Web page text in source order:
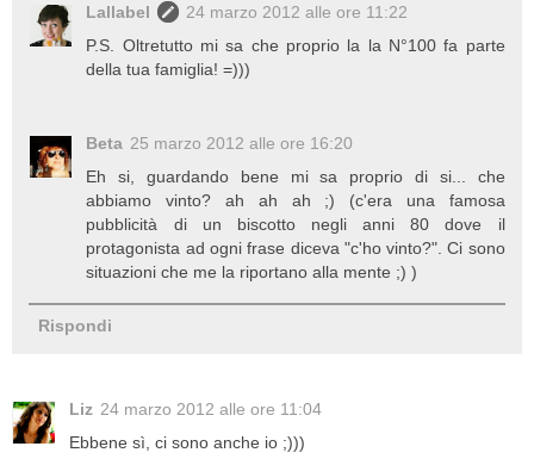
Lallabel
24 marzo 2012 alle ore 11:22
P.S. Oltretutto mi sa che proprio la la N°100 fa parte
della tua famiglia! =)))
Beta 25 marzo 2012 alle ore 16:20
Eh si, guardando bene mi sa proprio di si... che
abbiamo vinto? ah ah ah ;) (c'era una famosa
pubblicità di un biscotto negli anni 80 dove il
protagonista ad ogni frase diceva "c'ho vinto?". Ci sono
situazioni che me la riportano alla mente ;) )
Rispondi
Liz 24 marzo 2012 alle ore 11:04
Ebbene sì, ci sono anche io ;)))